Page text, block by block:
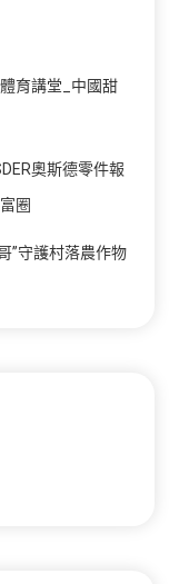
育講堂_中國甜
奧斯德零件報
圈
”守護村落農作物